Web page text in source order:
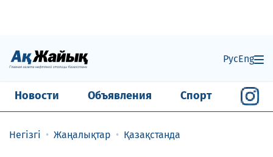
РусEng
Новости Объявления Спорт
Негізгі Жаңалықтар Қазақстанда